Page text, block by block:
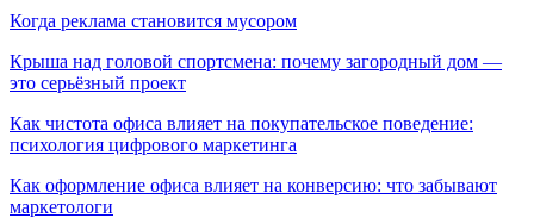
Когда реклама становится мусором
Крыша над головой спортсмена: почему загородный дом —
это серьёзный проект
Как чистота офиса влияет на покупательское поведение:
психология цифрового маркетинга
Как оформление офиса влияет на конверсию: что забывают
маркетологи